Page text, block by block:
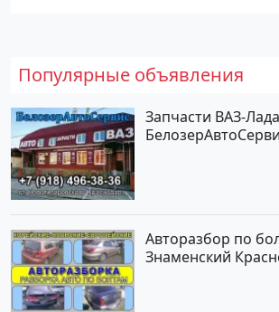
Популярные объявления
Запчасти ВАЗ-
Авторазбор по
Знаменский